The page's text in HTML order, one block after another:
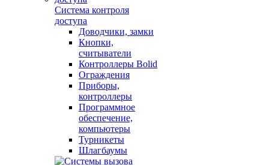
Система контроля
доступа
Доводчики, замки
Кнопки,
считыватели
Контроллеры Bolid
Ограждения
Приборы,
контроллеры
Программное
обеспечение,
компьютеры
Турникеты
Шлагбаумы